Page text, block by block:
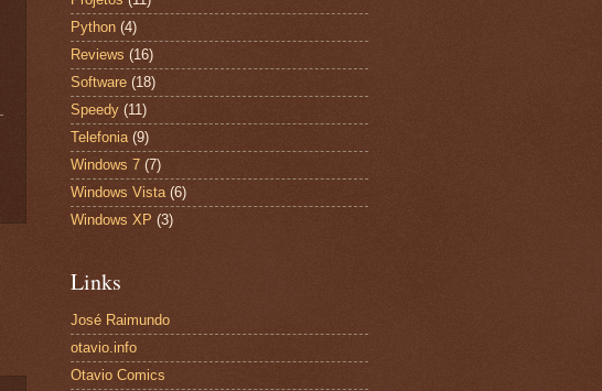
Python (4)
Reviews (16)
Software (18)
Speedy (11)
Telefonia (9)
Windows 7 (7)
Windows Vista (6)
Windows XP (3)
Links
José Raimundo
otavio.info
Otavio Comics